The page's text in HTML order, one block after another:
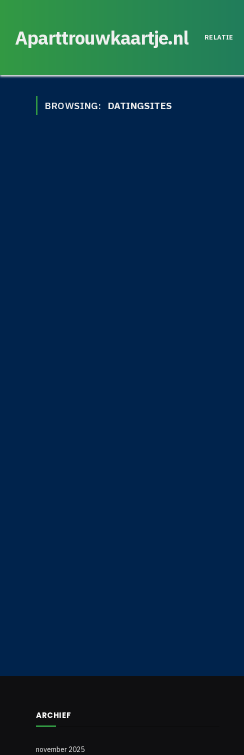
Aparttrouwkaartje.nl RELATIE
BROWSING: DATINGSITES
ARCHIEF
november 2025